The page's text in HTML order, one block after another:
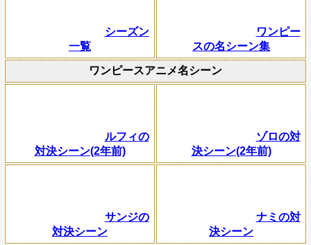
シーズン
一覧
ワンピー
スの名シーン集
ワンピースアニメ名シーン
ルフィの
対決シーン(2年前)
ゾロの対
決シーン(2年前)
サンジの
対決シーン
ナミの対
決シーン